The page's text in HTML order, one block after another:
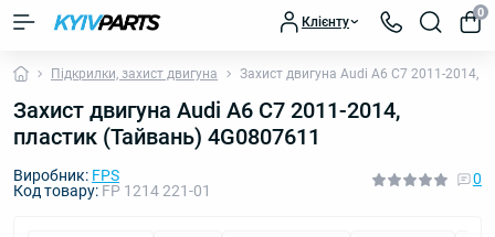
Клієнту
0
Підкрилки, захист двигуна Захист двигуна Audi A6 C7 2011-2014,
Захист двигуна Audi A6 C7 2011-2014,
пластик (Тайвань) 4G0807611
Виробник: FPS
Код товару: FP 1214 221-01
0